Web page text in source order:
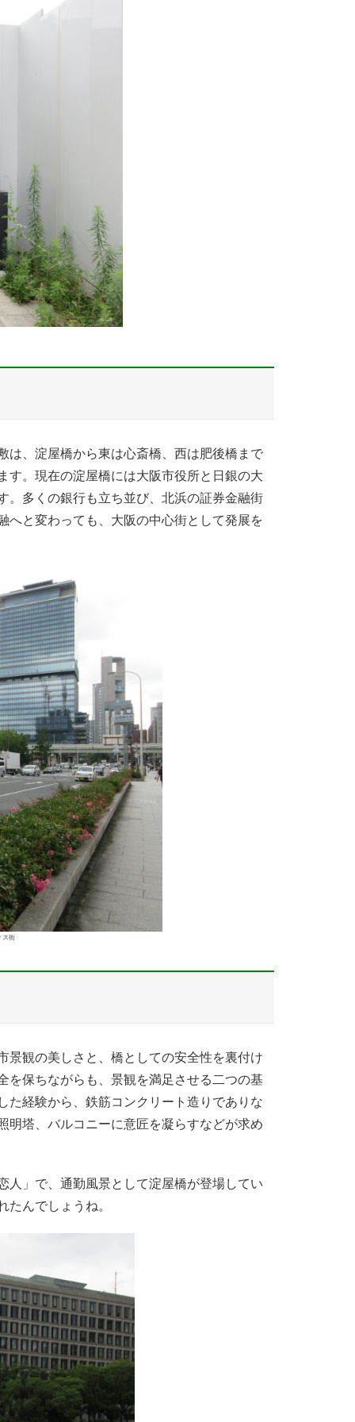
、淀屋橋から東は心斎橋、西は肥後橋まで
す。現在の淀屋橋には大阪市役所と日銀の大
。多くの銀行も立ち並び、北浜の証券金融街
へと変わっても、大阪の中心街として発展を
ス街
観の美しさと、橋としての安全性を裏付け
を保ちながらも、景観を満足させる二つの基
た経験から、鉄筋コンクリート造りでありな
明塔、バルコニーに意匠を凝らすなどが求め
」で、通勤風景として淀屋橋が登場してい
んでしょうね。